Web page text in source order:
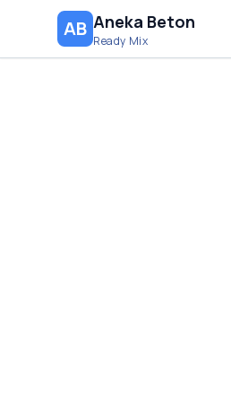
AB Aneka Beton
Ready Mix